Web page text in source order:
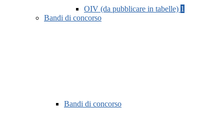
OIV (da pubblicare in tabelle) 1
Bandi di concorso
Bandi di concorso